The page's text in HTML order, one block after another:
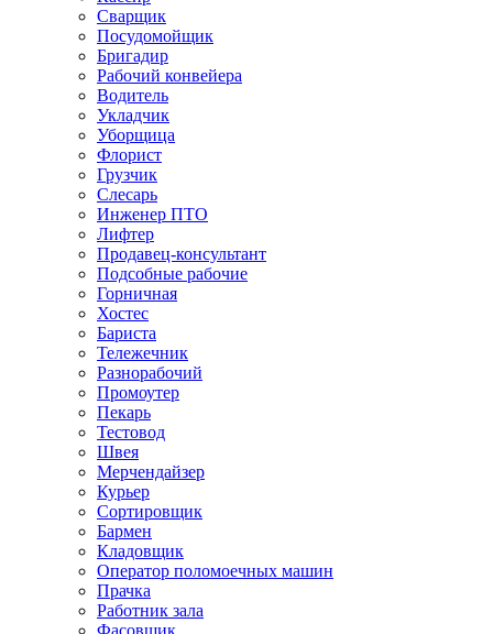
Сварщик
Посудомойщик
Бригадир
Рабочий конвейера
Водитель
Укладчик
Уборщица
Флорист
Грузчик
Слесарь
Инженер ПТО
Лифтер
Продавец-консультант
Подсобные рабочие
Горничная
Хостес
Бариста
Тележечник
Разнорабочий
Промоутер
Пекарь
Тестовод
Швея
Мерчендайзер
Курьер
Сортировщик
Бармен
Кладовщик
Оператор поломоечных машин
Прачка
Работник зала